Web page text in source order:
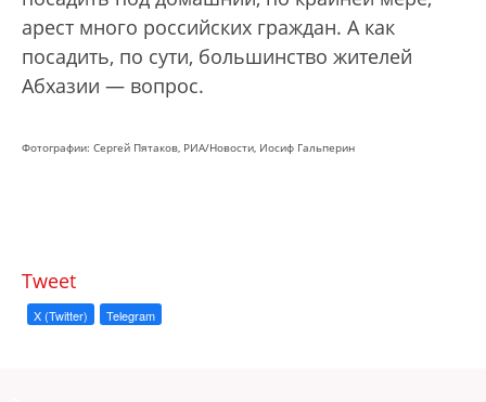
арест много российских граждан. А как
посадить, по сути, большинство жителей
Абхазии — вопрос.
Фотографии: Сергей Пятаков, РИА/Новости, Иосиф Гальперин
Tweet
X (Twitter) Telegram